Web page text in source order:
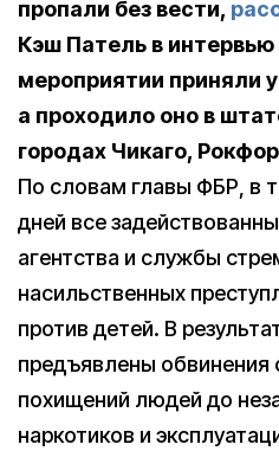
пропали без вести,
Кэш Патель в интервью
мероприятии приняли
а проходило оно в
городах Чикаго,
По словам главы ФБР, в
дней все
агентства и службы
насильственных
против детей. В
предъявлены обвинения
похищений людей до
наркотиков и